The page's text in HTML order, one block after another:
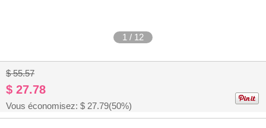
1 / 12
$ 55.57
$ 27.78
Vous économisez: $ 27.79(50%)